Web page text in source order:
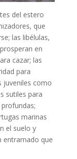
del estero
que
las libélulas,
en
cazar; las
para
juveniles como
sutiles para
marinas
el suelo y
entramado que